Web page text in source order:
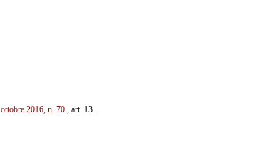
2016, n. 70, art. 13.